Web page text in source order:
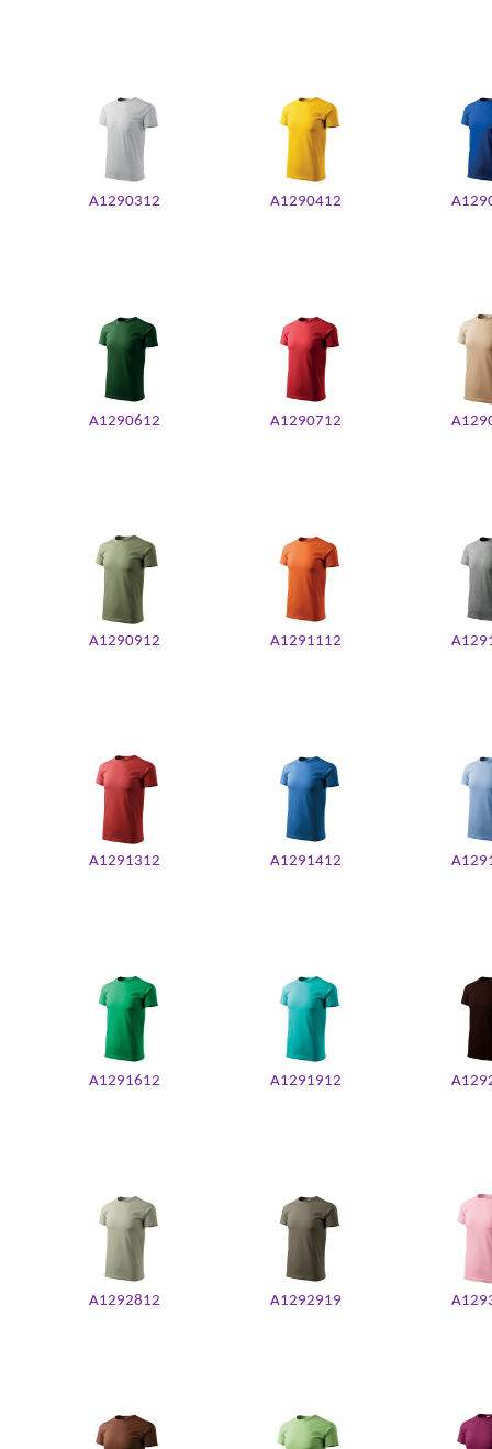
A1290312 A1290412
A1290612 A1290712
A1290912 A1291112
A1291312 A1291412
A1291612 A1291912
A1292812 A1292919